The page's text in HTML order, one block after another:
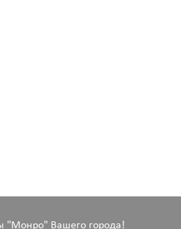
"Монро" Вашего города!